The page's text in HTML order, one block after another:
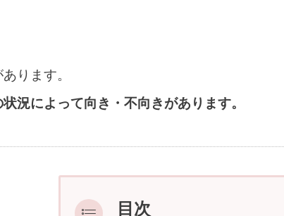
ります。
況によって向き・不向きがあります。
目次